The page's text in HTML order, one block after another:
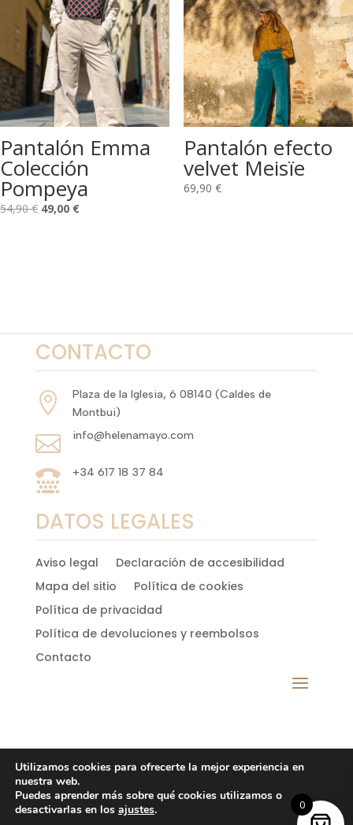
Pantalón Emma
Colección
Pompeya
54,90€ El
49,00 €El
Pantalón efecto
velvet Meisïe
69,90 €
CONTACTO

Plaza de la Iglesia, 6 08140 (Caldes de
Montbui)
 info@helenamayo.com
 +34 617 18 37 84
DATOS LEGALES
Aviso legal
Declaración de accesibilidad
Mapa del sitio
Política de cookies
Política de privacidad
Política de devoluciones y reembolsos
Contacto
DESARROLLADO POR RDS©
Utilizamos cookies para ofrecerte la mejor experiencia en
nuestra web.
Puedes aprender más sobre qué cookies utilizamos o
desactivarlas en los ajustes. 0